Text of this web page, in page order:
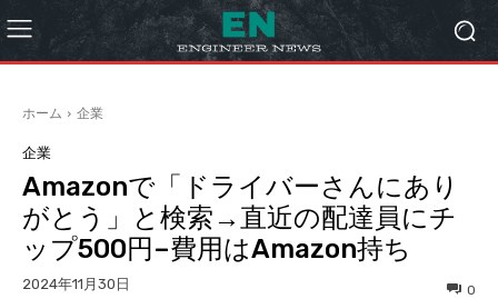
ホーム 企業
企業
Amazonで「ドライバーさんにあり
がとう」と検索→直近の配達員にチ
ップ500円–費用はAmazon持ち
2024年11月30日 0